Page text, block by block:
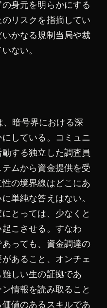
身元を明らかにする
リスクを指摘してい
かなる規制当局や裁
ない。
暗号界における深
している。コミュニ
する独立した調査員
ムから資金提供を受
の境界線はどこにあ
単純な答えはない。
とっては、少なくと
こさせる。すなわ
っても、資金調達の
あること、オンチェ
しい生の証拠であ
情報を読み取ること
値のあるスキルであ